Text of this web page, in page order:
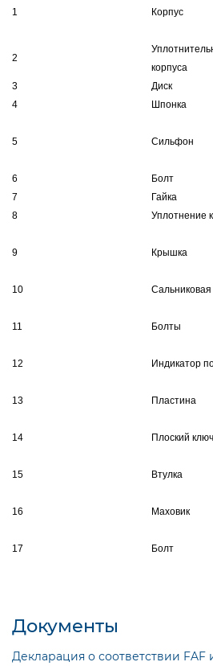
1 Корпус
2
корпуса
3 Диск
4
Шпонка
5 Сильфон
6
Болт
7
Гайка
8
Уплотнение
9 Крышка
10
Сальниковая
11 Болты
12
Индикатор
13 Пластина
14
Плоский ключ
15 Втулка
16
Маховик
17 Болт
Документы
Декларация о соответствии FAF